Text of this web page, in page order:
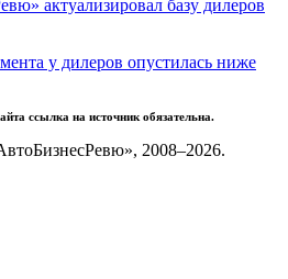
актуализировал базу дилеров
у дилеров опустилась ниже
ссылка на источник обязательна.
2008–2026.